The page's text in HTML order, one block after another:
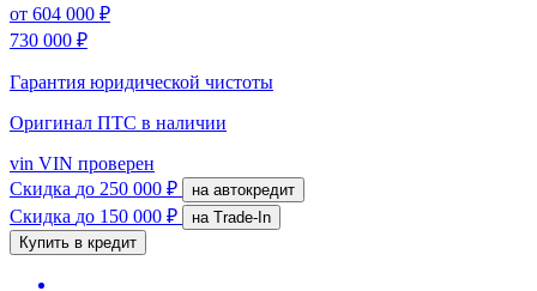
от 604 000 ₽
730 000 ₽
Гарантия юридической чистоты
Оригинал ПТС в наличии
vin VIN проверен
Скидка до 250 000 ₽ на автокредит
Скидка до 150 000 ₽
на Trade-In
Купить в кредит